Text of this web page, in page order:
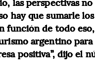
hay que sumarle
función de todo
argentino
positiva”, dijo el